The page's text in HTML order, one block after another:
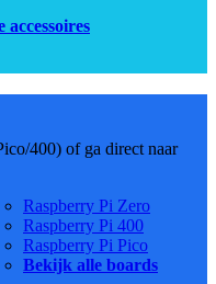
accessoires
400) of ga direct naar
Raspberry Pi Zero
Raspberry Pi 400
Raspberry Pi Pico
Bekijk alle boards